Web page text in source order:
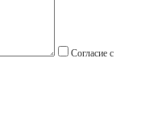
Согласие с